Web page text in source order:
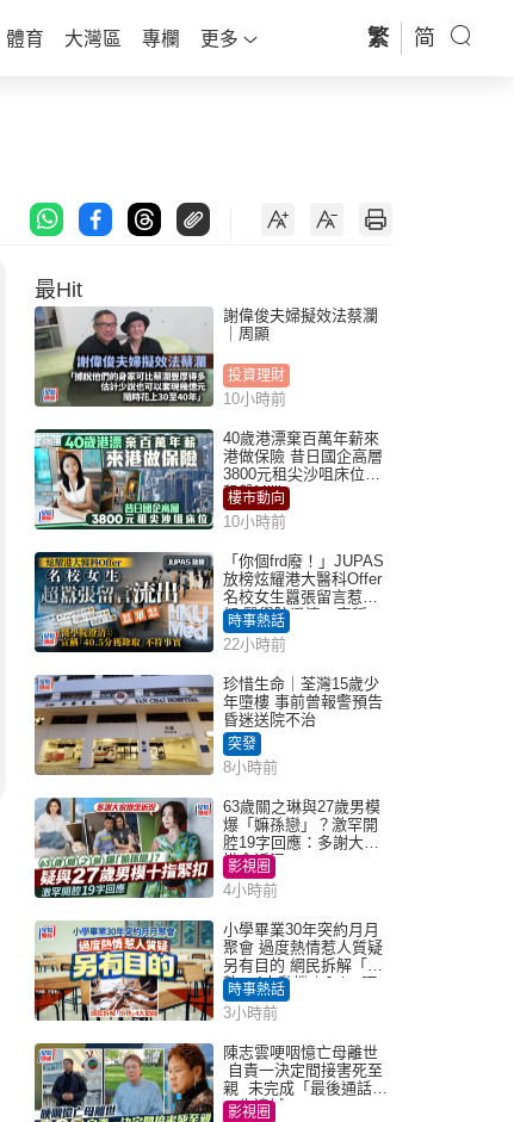
體育 大灣區 專欄 更多 繁 简
最Hit
謝偉俊夫婦擬效法蔡瀾
｜周顯
投資理財
10小時前
40歲港漂棄百萬年薪來
港做保險 昔日國企高層
3800元租尖沙咀床位｜
租盤Million
樓市動向
10小時前
「你個frd廢！」JUPAS
放榜炫耀港大醫科Offer
名校女生囂張留言惹眾
怒 醫學院澄清：宣稱
「40.5分獲錄取」不符事
實｜Juicy叮
時事熱話
22小時前
珍惜生命｜荃灣15歲少
年墮樓 事前曾報警預告
昏迷送院不治
突發
8小時前
63歲關之琳與27歲男模
爆「嫲孫戀」？激罕開
腔19字回應：多謝大家
掛念近況
影視圈
4小時前
小學畢業30年突約月月
聚會 過度熱情惹人質疑
另有目的 網民拆解「扮
熟」4大動機｜Juicy叮
時事熱話
3小時前
陳志雲哽咽憶亡母離世
自責一決定間接害死至
親 未完成「最後通話」
一生遺憾
影視圈